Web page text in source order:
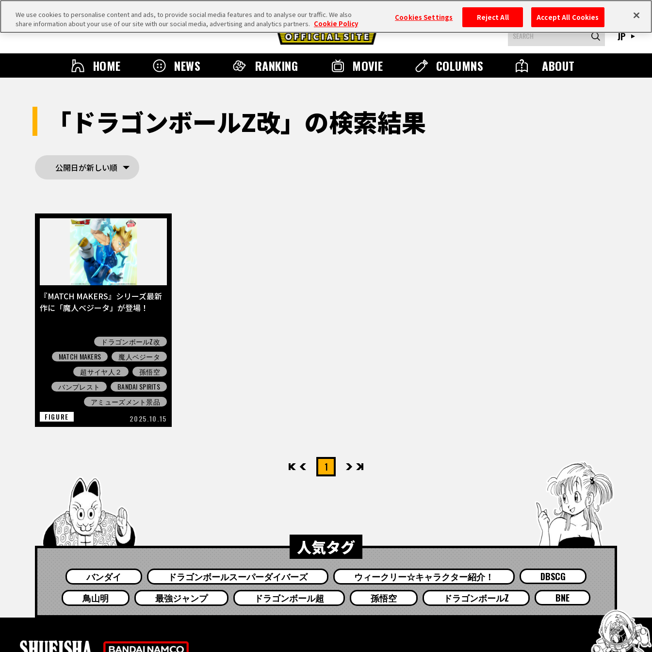
HOME NEWS RANKING MOVIE COLUMNS ABOUT
JP
「ドラゴンボールZ改」の検索結果
公開日が新しい順
『MATCH MAKERS』シリーズ最新
作に「魔人ベジータ」が登場！
ドラゴンボールZ改
MATCH MAKERS
魔人ベジータ
超サイヤ人２
孫悟空
バンプレスト
BANDAI SPIRITS
アミューズメント景品
FIGURE
2025.10.15
先頭 1 最後
人気タグ
バンダイ ドラゴンボールスーパーダイバーズ ウィークリー☆キャラクター紹介！
DBSCG
鳥山明
最強ジャンプ ドラゴンボール超 孫悟空 ドラゴンボールZ BNE
We use cookies to personalise content and ads, to provide social media features and to analyse our traffic. We also
share information about your use of our site with our social media, advertising and analytics partners. Cookie Policy
Cookies Settings Reject All Accept All Cookies